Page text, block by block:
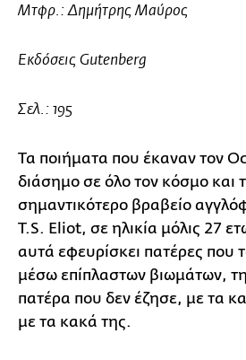
Μτφρ.: Δημήτρης Μαύρος
Εκδόσεις Gutenberg
Σελ.: 195
Τα ποιήματα που έκαναν τον
διάσημο σε όλο τον κόσμο και
σημαντικότερο βραβείο
T.S. Eliot, σε ηλικία μόλις 27
αυτά εφευρίσκει πατέρες που
μέσω επίπλαστων βιωμάτων,
πατέρα που δεν έζησε, με τα
με τα κακά της.